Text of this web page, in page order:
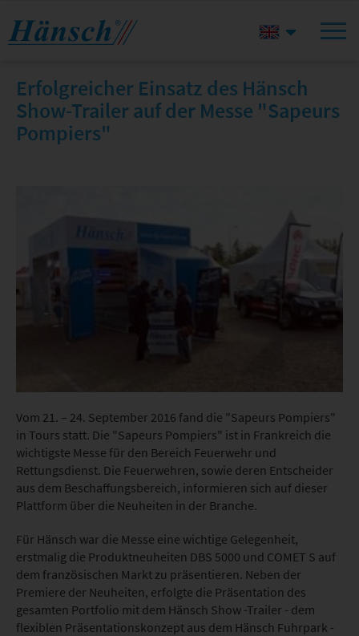
Erfolgreicher Einsatz des Hänsch
Show-Trailer auf der Messe "Sapeurs
Pompiers"
Vom 21. – 24. September 2016 fand die "Sapeurs Pompiers"
in Tours statt. Die "Sapeurs Pompiers" ist in Frankreich die
wichtigste Messe für den Bereich Feuerwehr und
Rettungsdienst. Die Feuerwehren, sowie deren Entscheider
aus dem Beschaffungsbereich, informieren sich auf dieser
Plattform über die Neuheiten in der Branche.
Für Hänsch war die Messe eine wichtige Gelegenheit,
erstmalig die Produktneuheiten DBS 5000 und COMET S auf
dem französischen Markt zu präsentieren. Neben der
Premiere der Neuheiten, erfolgte die Präsentation des
gesamten Portfolio mit dem Hänsch Show -Trailer - dem
flexiblen Präsentationskonzept aus dem Hänsch Fuhrpark -